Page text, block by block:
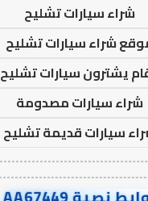
شراء سيارات تشليح
شراء سيارات تشليح
يشترون سيارات تشليح
شراء سيارات مصدومة
سيارات قديمة تشليح